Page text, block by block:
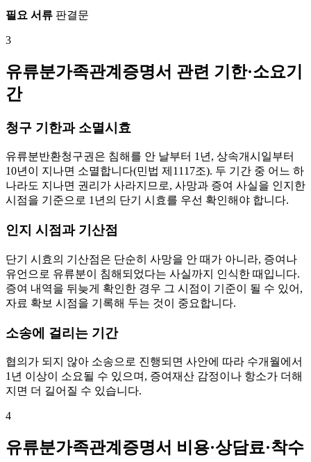
필요 서류 판결문
3
유류분가족관계증명서 관련 기한·소요기
간
청구 기한과 소멸시효
유류분반환청구권은 침해를 안 날부터 1년, 상속개시일부터
10년이 지나면 소멸합니다(민법 제1117조). 두 기간 중 어느 하
나라도 지나면 권리가 사라지므로, 사망과 증여 사실을 인지한
시점을 기준으로 1년의 단기 시효를 우선 확인해야 합니다.
인지 시점과 기산점
단기 시효의 기산점은 단순히 사망을 안 때가 아니라, 증여나
유언으로 유류분이 침해되었다는 사실까지 인식한 때입니다.
증여 내역을 뒤늦게 확인한 경우 그 시점이 기준이 될 수 있어,
자료 확보 시점을 기록해 두는 것이 중요합니다.
소송에 걸리는 기간
협의가 되지 않아 소송으로 진행되면 사안에 따라 수개월에서
1년 이상이 소요될 수 있으며, 증여재산 감정이나 항소가 더해
지면 더 길어질 수 있습니다.
4
유류분가족관계증명서 비용·상담료·착수